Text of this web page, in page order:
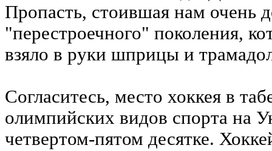
Пропасть, стоившая нам очень
"перестроечного" поколения,
взяло в руки шприцы и
Согласитесь, место хоккея в
олимпийских видов спорта на
четвертом-пятом десятке.